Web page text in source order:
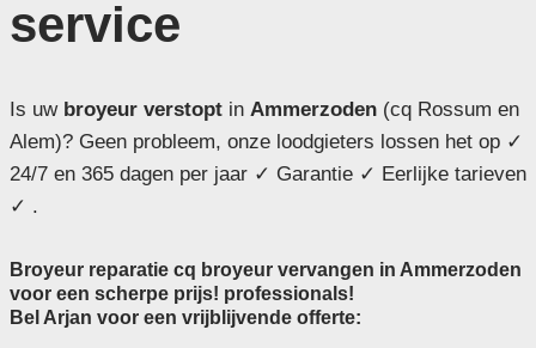
service
Is uwbroyeur verstoptin Ammerzoden(cq Rossum en
Alem)? Geen probleem, onze loodgieters lossen het op ✓
24/7 en 365 dagen per jaar ✓ Garantie ✓ Eerlijke tarieven
✓ .
Broyeur reparatie cq broyeur vervangen in Ammerzoden
voor een scherpe prijs! professionals!
Bel Arjan voor een vrijblijvende offerte: